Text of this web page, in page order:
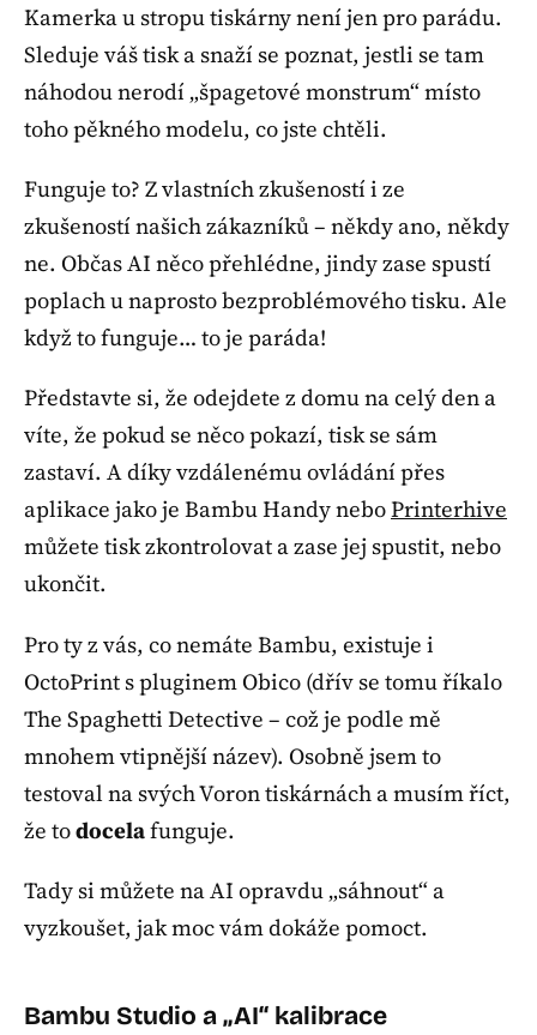
Kamerka u stropu tiskárny není jen pro parádu.
Sleduje váš tisk a snaží se poznat, jestli se tam
náhodou nerodí „špagetové monstrum“ místo
toho pěkného modelu, co jste chtěli.
Funguje to? Z vlastních zkušeností i ze
zkušeností našich zákazníků – někdy ano, někdy
ne. Občas AI něco přehlédne, jindy zase spustí
poplach u naprosto bezproblémového tisku. Ale
když to funguje… to je paráda!
Představte si, že odejdete z domu na celý den a
víte, že pokud se něco pokazí, tisk se sám
zastaví. A díky vzdálenému ovládání přes
aplikace jako je Bambu Handy neboPrinterhive
můžete tisk zkontrolovat a zase jej spustit, nebo
ukončit.
Pro ty z vás, co nemáte Bambu, existuje i
OctoPrint s pluginem Obico (dřív se tomu říkalo
The Spaghetti Detective – což je podle mě
mnohem vtipnější název). Osobně jsem to
testoval na svých Voron tiskárnách a musím říct,
že todocelafunguje.
Tady si můžete na AI opravdu „sáhnout“ a
vyzkoušet, jak moc vám dokáže pomoct.
Bambu Studio a „AI“ kalibrace